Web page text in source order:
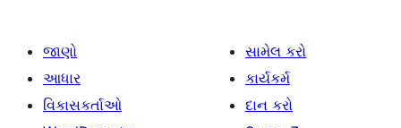
જાણો
આધાર
વિકાસકર્તાઓ
સામેલ કરો
કાર્યકર્મ
દાન કરો